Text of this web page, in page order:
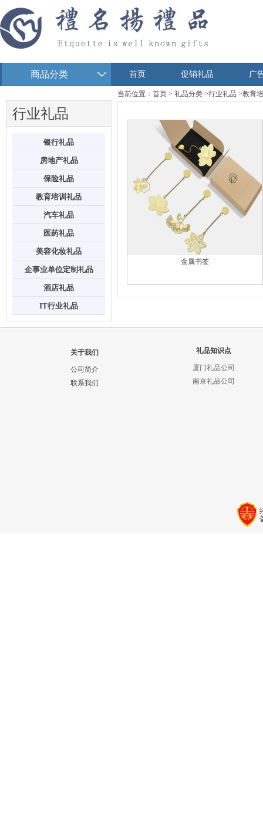
首页 促销礼品 广
商品分类
行业礼品
银行礼品
房地产礼品
保险礼品
教育培训礼品
汽车礼品
医药礼品
美容化妆礼品
企事业单位定制礼品
酒店礼品
IT行业礼品
当前位置： 首页 > 礼品分类 >行业礼品 >教育
金属书签
关于我们
公司简介
联系我们
礼品知识点
厦门礼品公司
南京礼品公司